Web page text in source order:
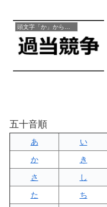
五十音順
あ い
か
き
さ
し
た
ち